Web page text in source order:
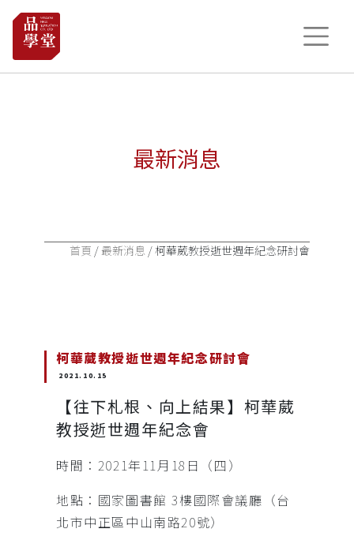
最新消息
首頁 /最新消息 / 柯華葳教授逝世週年紀念研討會
柯華葳教授逝世週年紀念研討會
2021.10.15
【往下札根、向上結果】柯華葳
教授逝世週年紀念會
時間：2021年11月18日（四）
地點：國家圖書館 3樓國際會議廳（台
北市中正區中山南路20號）